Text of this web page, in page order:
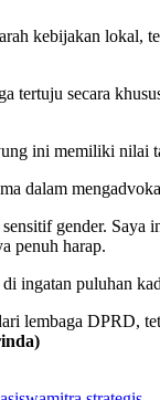
kebijakan lokal,
tertuju secara
ini memiliki nilai
dalam
gender.
penuh harap.
ingatan puluhan
DPRD,